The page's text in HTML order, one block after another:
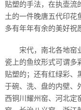
贴塑的手法，在执壶流
土的一件晚唐五代印花
多有年年有余的美好祝
宋代，南北各地窑
瓷上的鱼纹形式可谓多
贴塑的；还有红绿彩、
于碗、洗、盘的内壁、
西铜川耀州窑、河北定